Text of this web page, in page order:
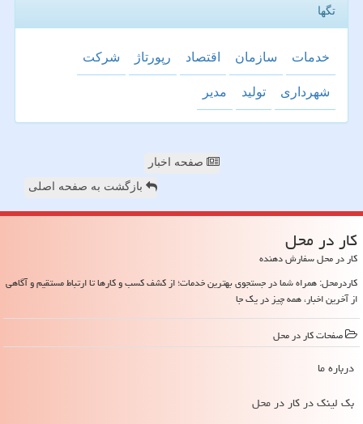
تگها
خدمات سازمان اقتصاد رپورتاژ شركت
شهرداری تولید مدیر
صفحه اخبار
بازگشت به صفحه اصلی
كار در محل
کار در محل سفارش دهنده
کاردرمحل: همراه شما در جستجوی بهترین خدمات؛ از کشف کسب و کارها تا ارتباط مستقیم و آگاهی
از آخرین اخبار، همه چیز در یک جا
صفحات كار در محل
درباره ما
بک لینک در كار در محل